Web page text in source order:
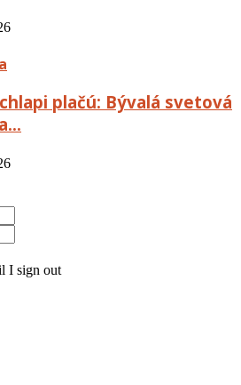
plačú: Bývalá svetová
I sign out